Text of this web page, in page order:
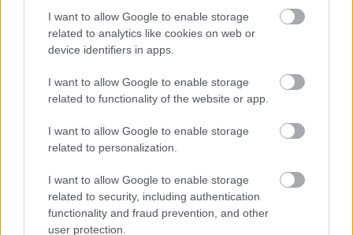
I want to allow Google to enable storage
related to analytics like cookies on web or
device identifiers in apps.
I want to allow Google to enable storage
related to functionality of the website or app.
I want to allow Google to enable storage
related to personalization.
I want to allow Google to enable storage
related to security, including authentication
functionality and fraud prevention, and other
user protection.
6944301959 και 210 3315904, ή μπείτε στη σελίδα